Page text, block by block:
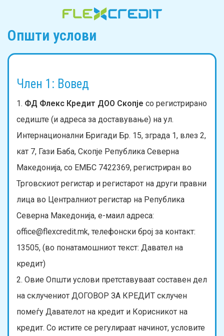
Општи услови
Член 1: Вовед
1. ФД Флекс Кредит ДОО Скопје со регистрирано
седиште (и адреса за доставување) на ул.
Интернационални Бригади Бр. 15, зграда 1, влез 2,
кат 7, Гази Баба, Скопје Република Северна
Македонија, со ЕМБС 7422369, регистриран во
Трговскиот регистар и регистарот на други правни
лица во Централниот регистар на Република
Северна Македонија, е-маил адреса:
office@flexcredit.mk, телефонски број за контакт:
13505, (во понатамошниот текст: Давател на
кредит)
2. Овие Општи услови претставуваат составен дел
на склучениот ДОГОВОР ЗА КРЕДИТ склучен
помеѓу Давателот на кредит и Корисникот на
кредит. Со истите се регулираат начинот, условите